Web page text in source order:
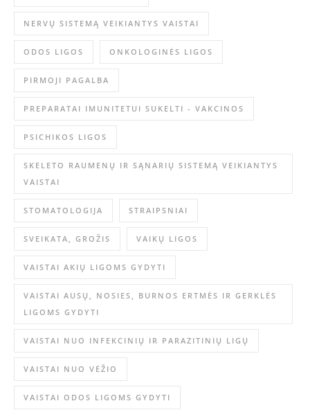
NERVŲ SISTEMĄ VEIKIANTYS VAISTAI
ODOS LIGOS ONKOLOGINĖS LIGOS
PIRMOJI PAGALBA
PREPARATAI IMUNITETUI SUKELTI - VAKCINOS
PSICHIKOS LIGOS
SKELETO RAUMENŲ IR SĄNARIŲ SISTEMĄ VEIKIANTYS
VAISTAI
STOMATOLOGIJA STRAIPSNIAI
SVEIKATA, GROŽIS VAIKŲ LIGOS
VAISTAI AKIŲ LIGOMS GYDYTI
VAISTAI AUSŲ, NOSIES, BURNOS ERTMĖS IR GERKLĖS
LIGOMS GYDYTI
VAISTAI NUO INFEKCINIŲ IR PARAZITINIŲ LIGŲ
VAISTAI NUO VĖŽIO
VAISTAI ODOS LIGOMS GYDYTI